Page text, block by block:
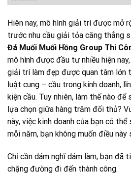
Hiên nay, mô hình giải trí được mở
trước nhu cầu giải tỏa căng thẳng
Đá Muối Muối Hồng Group Thi
mô hình được đầu tư nhiều hiện
giải trí làm đẹp được quan tâm lớn
luật cung – cầu trong kinh doanh,
kiện cầu. Tuy nhiên, làm thế nào
lựa chọn giữa hàng trăm đối thủ?
này, việc kinh doanh của bạn có
mỗi năm, bạn không muốn điều này
Chỉ cần dám nghĩ dám làm, bạn đã
chặng đường đi đến thành công.